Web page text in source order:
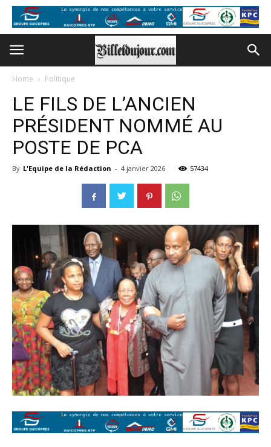
Home Politique
LE FILS DE L’ANCIEN
PRÉSIDENT NOMMÉ AU
POSTE DE PCA
By L'Equipe de la Rédaction - 4 janvier 2026 57434